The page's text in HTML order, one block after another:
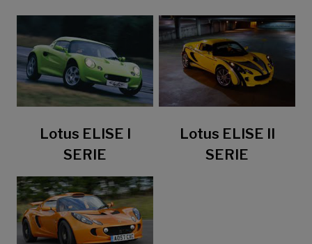
Lotus ELISE I
SERIE
Lotus ELISE II
SERIE